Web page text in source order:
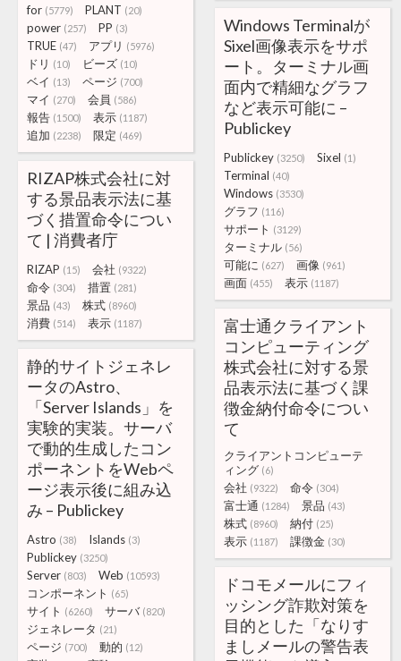
for (5779) PLANT (20)
power (257) PP (3)
TRUE (47) アプリ (5976)
ドリ (10) ビーズ (10)
ベイ (13) ページ (700)
マイ (270) 会員 (586)
報告 (1500) 表示 (1187)
追加 (2238) 限定 (469)
Windows Terminalが
Sixel画像表示をサポ
ート。ターミナル画
面内で精細なグラフ
など表示可能に –
Publickey
Publickey (3250) Sixel (1)
Terminal (40)
Windows (3530)
グラフ (116)
サポート (3129)
ターミナル (56)
可能に (627) 画像 (961)
画面 (455) 表示 (1187)
RIZAP株式会社に対
する景品表示法に基
づく措置命令につい
て | 消費者庁
RIZAP (15) 会社 (9322)
命令 (304) 措置 (281)
景品 (43) 株式 (8960)
消費 (514) 表示 (1187)
富士通クライアント
コンピューティング
株式会社に対する景
品表示法に基づく課
徴金納付命令につい
て
クライアントコンピューテ
ィング (6)
会社 (9322) 命令 (304)
富士通 (1284) 景品 (43)
株式 (8960) 納付 (25)
表示 (1187) 課徴金 (30)
静的サイトジェネレ
ータのAstro、
「Server Islands」を
実験的実装。サーバ
で動的生成したコン
ポーネントをWebペ
ージ表示後に組み込
み – Publickey
Astro (38) Islands (3)
Publickey (3250)
Server (803) Web (10593)
コンポーネント (65)
サイト (6260) サーバ (820)
ジェネレータ (21)
ページ (700) 動的 (12)
ドコモメールにフィ
ッシング詐欺対策を
目的とした「なりす
ましメールの警告表